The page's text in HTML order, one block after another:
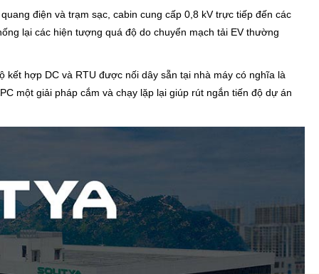
điện và trạm sạc, cabin cung cấp 0,8 kV trực tiếp đến các
lại các hiện tượng quá độ do chuyển mạch tải EV thường
kết hợp DC và RTU được nối dây sẵn tại nhà máy có nghĩa là
một giải pháp cắm và chạy lặp lại giúp rút ngắn tiến độ dự án